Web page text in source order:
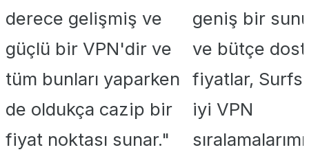
derece gelişmiş ve
güçlü bir VPN'dir ve
tüm bunları yaparken
de oldukça cazip bir
fiyat noktası sunar."
geniş bir
ve bütçe
fiyatlar,
iyi VPN